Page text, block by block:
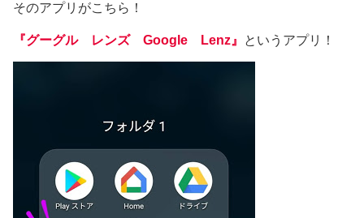
そのアプリがこちら！
『グーグル レンズ Google Lenz』 というアプリ！